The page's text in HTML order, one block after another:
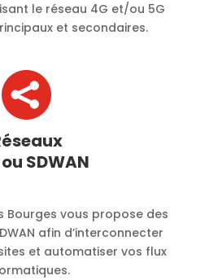
le réseau 4G et/ou 5G
et secondaires.

SDWAN
Bourges vous propose des
afin d’interconnecter
et automatiser vos flux